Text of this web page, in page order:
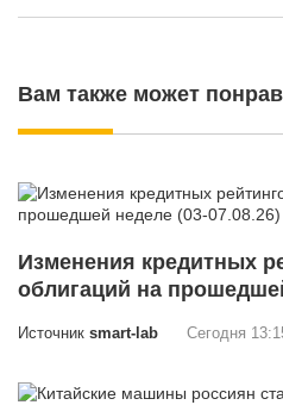
Вам также может
Изменения кредитных
облигаций на
Источник smart-lab Сегодня